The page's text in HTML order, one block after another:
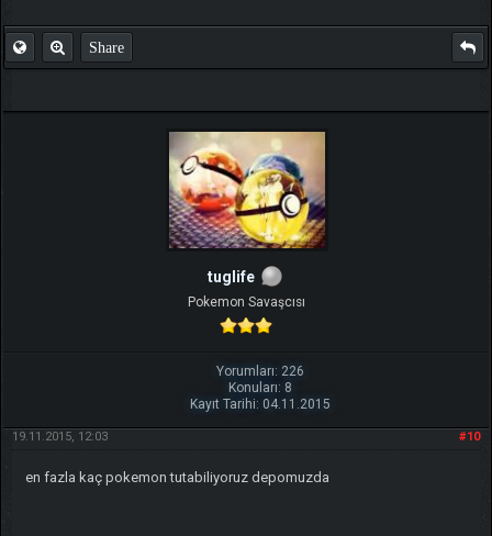
Share
tuglife
Pokemon Savaşcısı
Yorumları: 226
Konuları: 8
Kayıt Tarihi: 04.11.2015
#10
19.11.2015, 12:03
en fazla kaç pokemon tutabiliyoruz depomuzda